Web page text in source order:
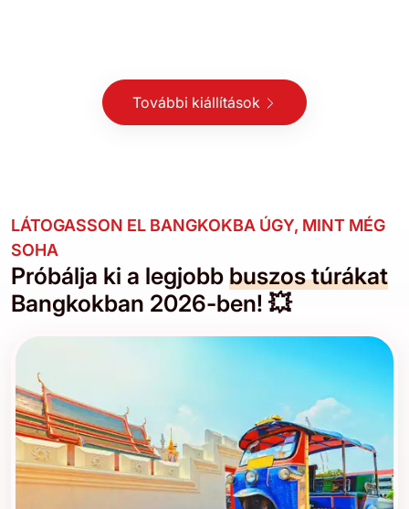
További kiállítások
LÁTOGASSON EL BANGKOKBA ÚGY, MINT MÉG
SOHA
Próbálja ki a legjobb buszos túrákat
Bangkokban 2026-ben! 💥